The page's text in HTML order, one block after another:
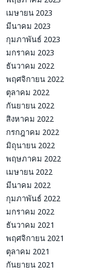
เมษายน 2023
มีนาคม 2023
กุมภาพันธ์ 2023
มกราคม 2023
ธันวาคม 2022
พฤศจิกายน 2022
ตุลาคม 2022
กันยายน 2022
สิงหาคม 2022
กรกฎาคม 2022
มิถุนายน 2022
พฤษภาคม 2022
เมษายน 2022
มีนาคม 2022
กุมภาพันธ์ 2022
มกราคม 2022
ธันวาคม 2021
พฤศจิกายน 2021
ตุลาคม 2021
กันยายน 2021